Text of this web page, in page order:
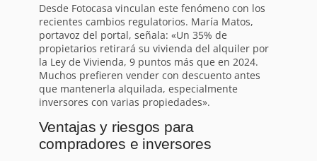
Desde Fotocasa vinculan este fenómeno con los
recientes cambios regulatorios. María Matos,
portavoz del portal, señala: «Un 35% de
propietarios retirará su vivienda del alquiler por
la Ley de Vivienda, 9 puntos más que en 2024.
Muchos prefieren vender con descuento antes
que mantenerla alquilada, especialmente
inversores con varias propiedades».
Ventajas y riesgos para
compradores e inversores